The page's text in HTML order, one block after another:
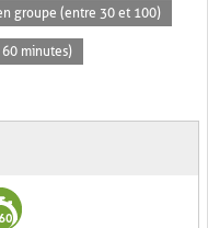
groupe (entre 30 et 100)
minutes)